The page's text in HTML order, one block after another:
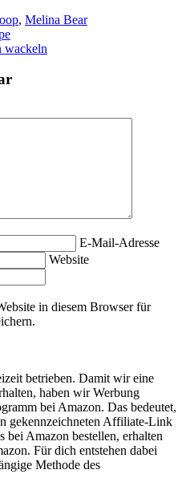
, Melina Bear
wackeln
E-Mail-Adresse
Website
in diesem Browser für
betrieben. Damit wir eine
haben wir Werbung
bei Amazon. Das bedeutet,
gekennzeichneten Affiliate-Link
Amazon bestellen, erhalten
Für dich entstehen dabei
Methode des